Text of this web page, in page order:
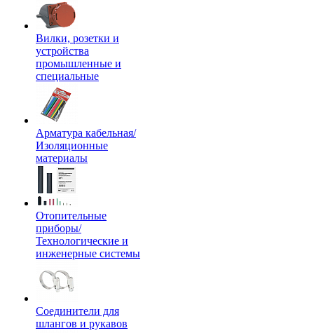
Вилки, розетки и
устройства
промышленные и
специальные
Арматура кабельная/
Изоляционные
материалы
Отопительные
приборы/
Технологические и
инженерные системы
Соединители для
шлангов и рукавов